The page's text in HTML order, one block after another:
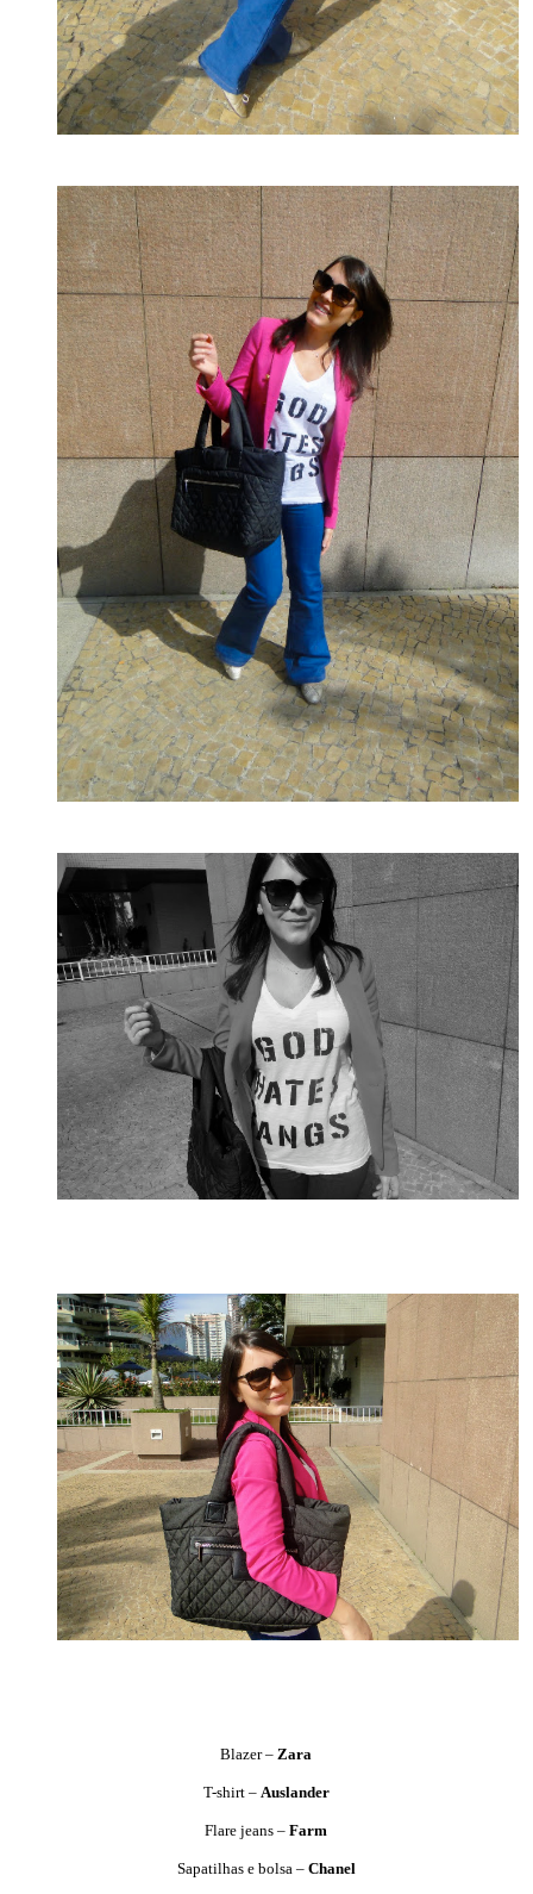
Blazer –Zara
T-shirt – Auslander
Flare jeans –Farm
Sapatilhas e bolsa – Chanel